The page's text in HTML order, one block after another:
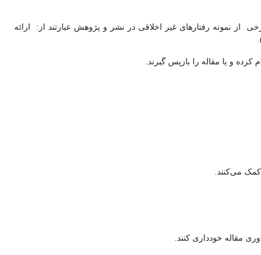
نمونه رفتارهای غیر اخلاقی در نشر و پژوهش عبارتند از: ارائه
و یا مقاله را بازپس گیرند.
کمک می‌کنند.
مقاله خودداری کنند.